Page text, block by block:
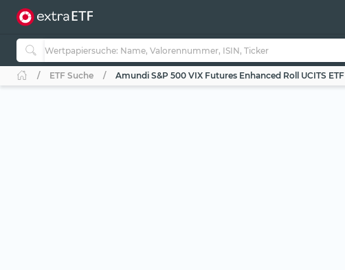
ETF Suche Amundi S&P 500 VIX Futures Enhanced Roll UCITS ETF